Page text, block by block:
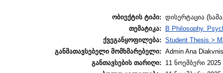
ობიექტის ტიპი: დისერტაცია
თემატიკა:
B Philosophy.
ქვეგანყოფილება: Student Thesis >
განმათავსებელი მომხმარებელი: Admin Ana
განთავსების თარიღი:
11 ნოემბერი 2025